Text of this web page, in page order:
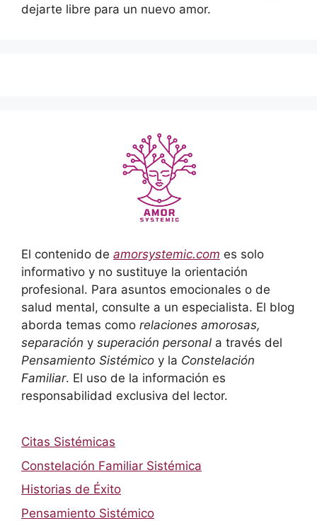
dejarte libre para un nuevo amor.
El contenido de amorsystemic.com es solo
informativo y no sustituye la orientación
profesional. Para asuntos emocionales o de
salud mental, consulte a un especialista. El blog
aborda temas como relaciones amorosas,
separación y superación personal a través del
Pensamiento Sistémico y la Constelación
Familiar. El uso de la información es
responsabilidad exclusiva del lector.
Citas Sistémicas
Constelación Familiar Sistémica
Historias de Éxito
Pensamiento Sistémico